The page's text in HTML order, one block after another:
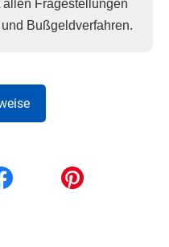
allen Fragestellungen
Bußgeldverfahren.